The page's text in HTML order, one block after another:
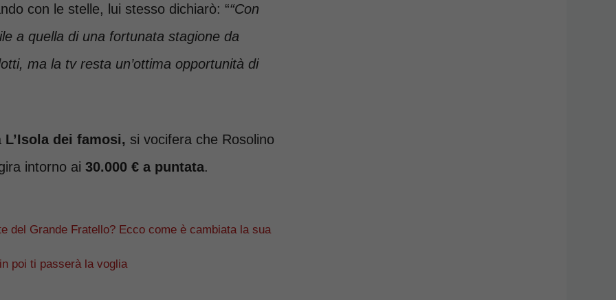
con le stelle, lui stesso dichiarò: ““Con
a quella di una fortunata stagione da
ma la tv resta un’ottima opportunità di
L’Isola dei famosi, si vocifera che Rosolino
intorno ai 30.000 € a puntata.
del Grande Fratello? Ecco come è cambiata la sua
poi ti passerà la voglia